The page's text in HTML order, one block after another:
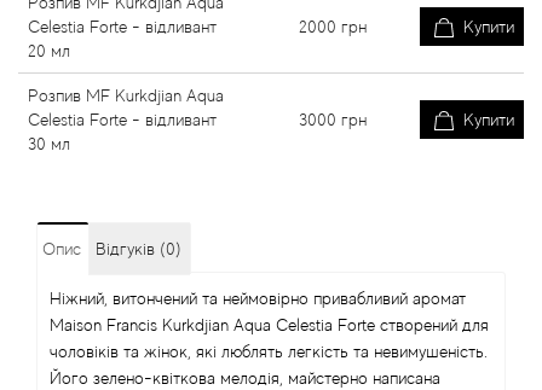
Celestia Forte - відливант
20 мл
2000 грн Купити
Розпив MF Kurkdjian Aqua
Celestia Forte - відливант
30 мл
3000 грн Купити
Опис Відгуків (0)
Ніжний, витончений та неймовірно привабливий аромат
Maison Francis Kurkdjian Aqua Celestia Forte створений для
чоловіків та жінок, які люблять легкість та невимушеність.
Його зелено-квіткова мелодія, майстерно написана